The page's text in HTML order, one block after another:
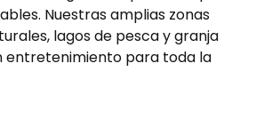
Nuestras amplias zonas
lagos de pesca y granja
para toda la